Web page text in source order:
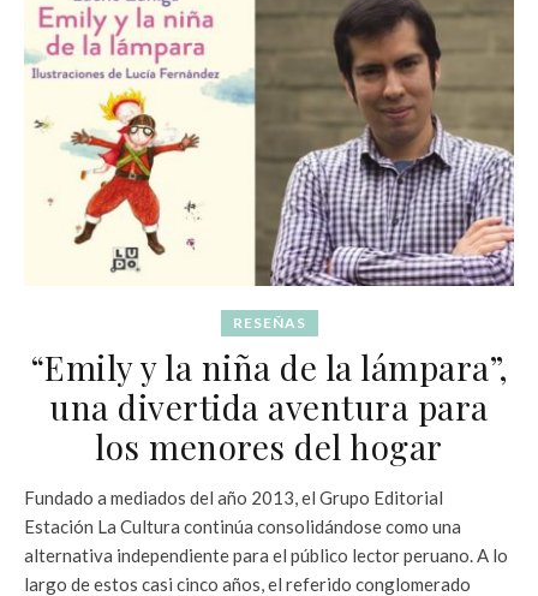
RESEÑAS
“Emily y la niña de la lámpara”,
una divertida aventura para
los menores del hogar
Fundado a mediados del año 2013, el Grupo Editorial
Estación La Cultura continúa consolidándose como una
alternativa independiente para el público lector peruano. A lo
largo de estos casi cinco años, el referido conglomerado